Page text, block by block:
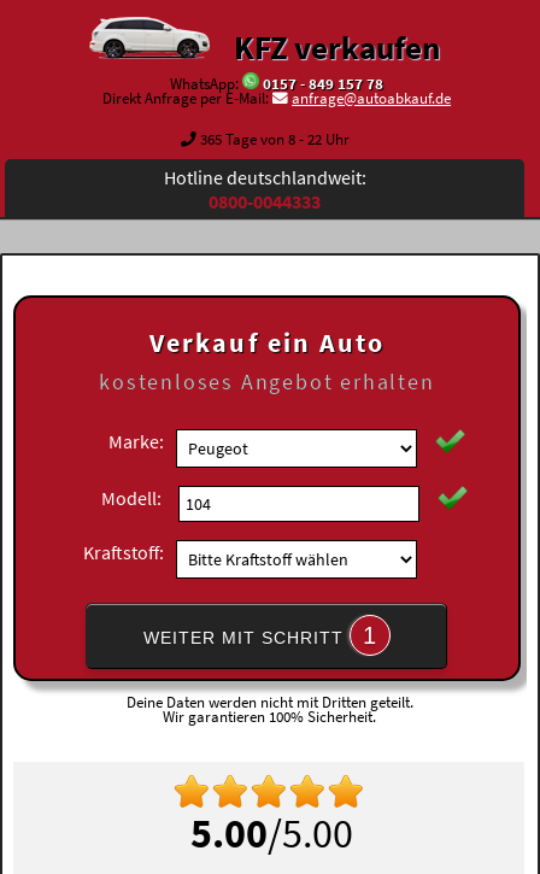
KFZ verkaufen
WhatsApp:
0157 - 849 157 78
Direkt Anfrage per E-Mail:
anfrage@autoabkauf.de
365 Tage von 8 - 22 Uhr
Hotline deutschlandweit:
0800-0044333
Verkauf ein Auto
kostenloses Angebot erhalten
Marke:
Modell:
Kraftstoff:
WEITER MIT SCHRITT 1
Deine Daten werden nicht mit Dritten geteilt.
Wir garantieren 100% Sicherheit.
5.00/5.00